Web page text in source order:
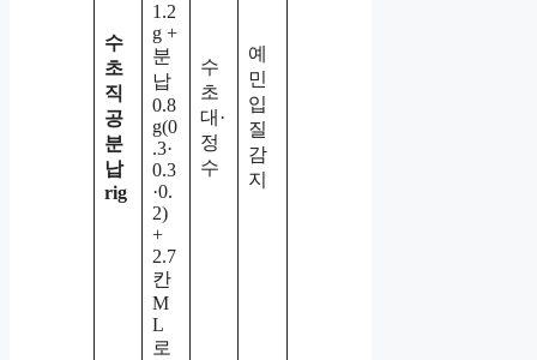
수
초
직
공
분
납
rig
1.2
g +
분
납
0.8
g(0
.3·
0.3
·0.
2)
+
2.7
칸
M
L
로
수
초
대·
정
수
예
민
입
질
감
지